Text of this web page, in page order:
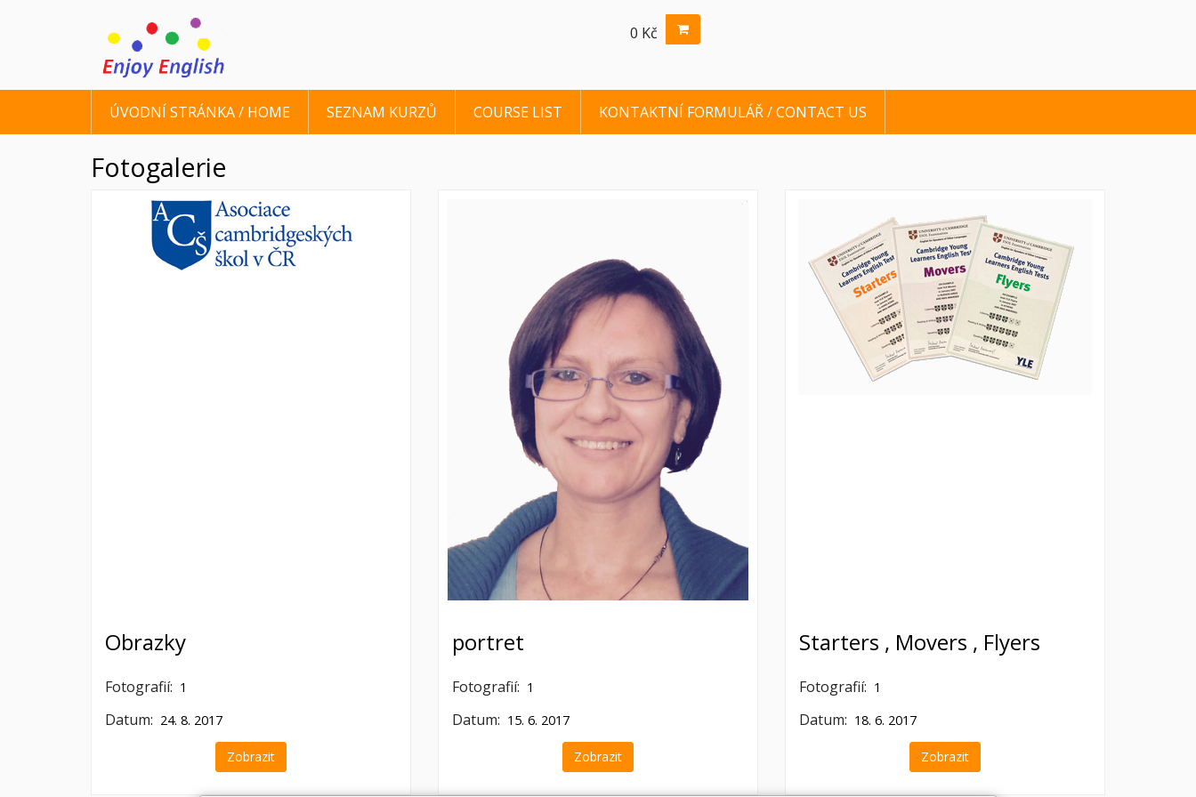
0 Kč
ÚVODNÍ STRÁNKA / HOME SEZNAM KURZŮ COURSE LIST KONTAKTNÍ FORMULÁŘ / CONTACT US
Fotogalerie
Obrazky
Fotografií: 1
Datum: 24. 8. 2017
Zobrazit
portret
Fotografií: 1
Datum: 15. 6. 2017
Zobrazit
Starters , Movers , Flyers
Fotografií: 1
Datum: 18. 6. 2017
Zobrazit